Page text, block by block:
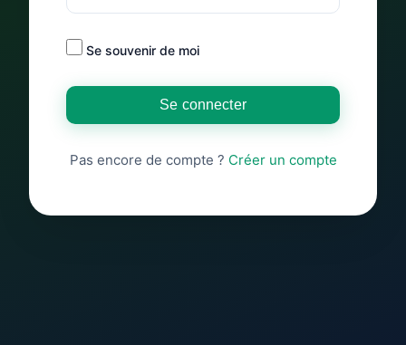
Se souvenir de moi
Se connecter
Pas encore de compte ? Créer un compte